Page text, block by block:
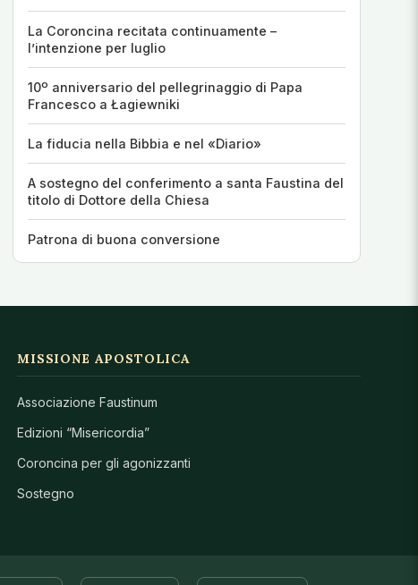
La Coroncina recitata continuamente –
l’intenzione per luglio
10º anniversario del pellegrinaggio di Papa
Francesco a Łagiewniki
La fiducia nella Bibbia e nel «Diario»
A sostegno del conferimento a santa Faustina del
titolo di Dottore della Chiesa
Patrona di buona conversione
MISSIONE APOSTOLICA
Associazione Faustinum
Edizioni “Misericordia”
Coroncina per gli agonizzanti
Sostegno